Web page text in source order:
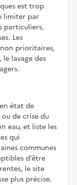
est trop
limiter par
particuliers,
Les
prioritaires,
le lavage des
état de
de crise du
eau, et liste les
qui
communes
d’être
le site
plus précise.